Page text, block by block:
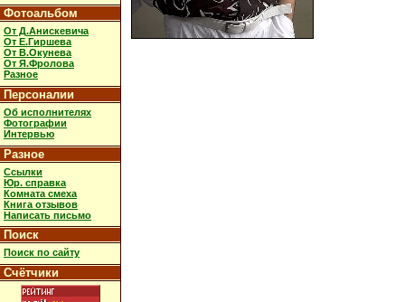
Фотоальбом
От Д.Анискевича
От Е.Гиршева
От В.Окунева
От Я.Фролова
Разное
Персоналии
Об исполнителях
Фотографии
Интервью
Разное
Ссылки
Юр. справка
Комната смеха
Книга отзывов
Написать письмо
Поиск
Поиск по сайту
Счётчики